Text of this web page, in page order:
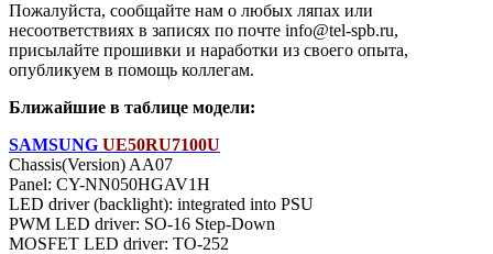
Пожалуйста, сообщайте нам о любых ляпах или
несоответствиях в записях по почте info@tel-spb.ru,
присылайте прошивки и наработки из своего опыта,
опубликуем в помощь коллегам.
Ближайшие в таблице модели:
SAMSUNG UE50RU7100U
Chassis(Version) AA07
Panel: CY-NN050HGAV1H
LED driver (backlight): integrated into PSU
PWM LED driver: SO-16 Step-Down
MOSFET LED driver: TO-252